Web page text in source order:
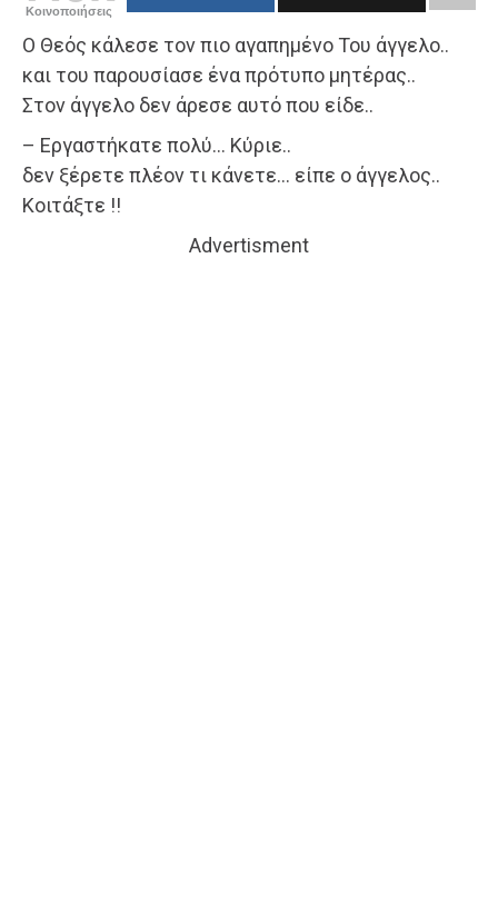
Κοινοποιήσεις
Ο Θεός κάλεσε τον πιο αγαπημένο Του άγγελο..
και του παρουσίασε ένα πρότυπο μητέρας..
Στον άγγελο δεν άρεσε αυτό που είδε..
– Εργαστήκατε πολύ… Κύριε..
δεν ξέρετε πλέον τι κάνετε… είπε ο άγγελος..
Κοιτάξτε !!
Advertisment